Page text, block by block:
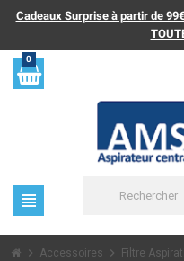
Cadeaux Surprise à partir de
0
view_headline
chevron_right Accessoires chevron_right Filtre